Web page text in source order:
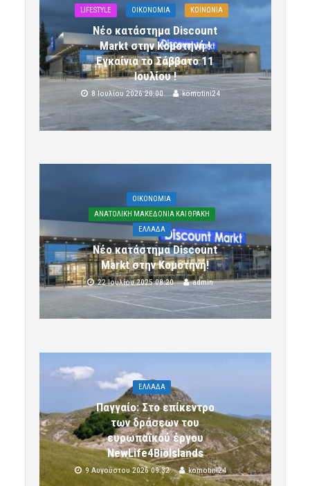
LIFESTYLE OIKONOMIA ΚΟΙΝΩΝΙΑ
Νέο κατάστημα Discount
Markt στην Κομοτηνή !
Εγκαίνια το Σάββατο 11
Ιουλίου !
8 Ιουλίου 2026 20:00 komotini24
OIKONOMIA
ΑΝΑΤΟΛΙΚΗ ΜΑΚΕΔΟΝΙΑ ΚΑΙ ΘΡΑΚΗ
ΕΛΛΑΔΑ
Νέο κατάστημα Discount
Markt στην Κομοτηνή!
22 Ιουλίου 2025 08:20 admin
ΕΛΛΑΔΑ
Παγγαίο: Στο επίκεντρο
των δράσεων του
ευρωπαϊκού έργου
NewLife4BioIslands
9 Αυγούστου 2026 09:32 komotini24